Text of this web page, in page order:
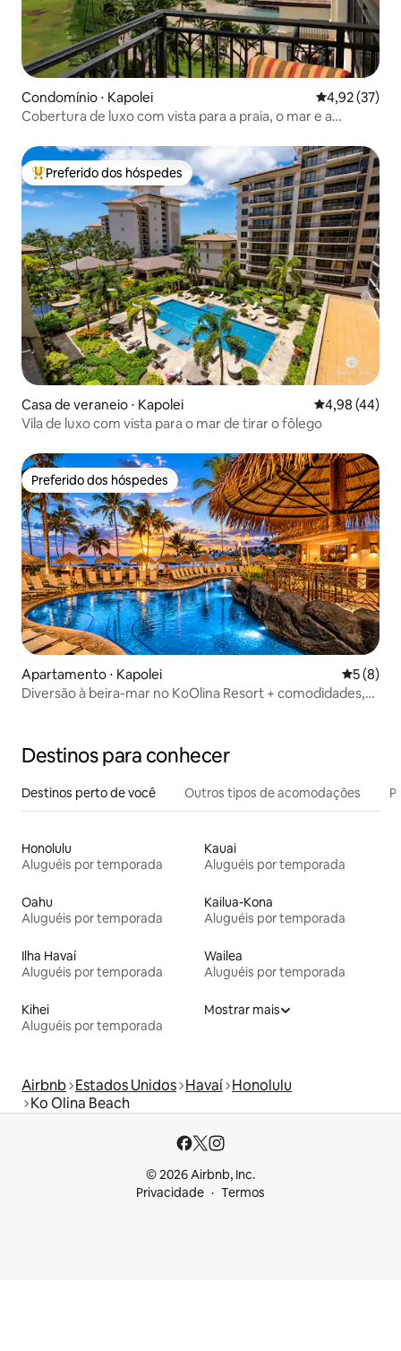
Condomínio ⋅ Kapolei 4,92 de uma
4,92 (37)
Cobertura de luxo com vista para a praia, o mar e a
Entre os melhores preferidos dos hóspedes
Preferido dos hóspedes
Casa de veraneio ⋅ Kapolei 4,98 de uma
4,98 (44)
Vila de luxo com vista para o mar de tirar o fôlego
Preferido dos hóspedes
Preferido dos hóspedes
Apartamento ⋅ Kapolei 5 de
5 (8)
Diversão à beira-mar no KoOlina Resort + comodidades,
Destinos para conhecer
Destinos perto de você Outros tipos de acomodações
Honolulu
Aluguéis por temporada
Kauai
Aluguéis por temporada
Oahu
Aluguéis por temporada
Kailua-Kona
Aluguéis por temporada
Ilha Havaí
Aluguéis por temporada
Wailea
Aluguéis por temporada
Kihei
Aluguéis por temporada
Mostrar mais
Airbnb Estados Unidos Havaí Honolulu
Ko Olina Beach
© 2026 Airbnb, Inc.
Privacidade
Termos